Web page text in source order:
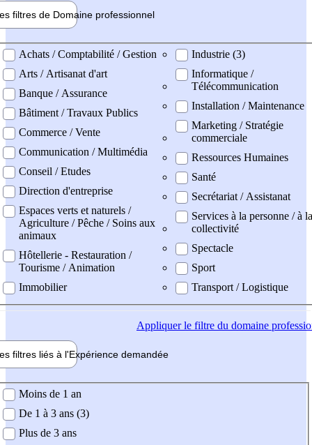
filtres de Domaine professionnel
professionel
Achats / Comptabilité / Gestion
Arts / Artisanat d'art
Banque / Assurance
Bâtiment / Travaux Publics
Commerce / Vente
Communication / Multimédia
Conseil / Etudes
Direction d'entreprise
Espaces verts et naturels /
Agriculture / Pêche / Soins aux
animaux
Hôtellerie - Restauration /
Tourisme / Animation
Immobilier
Industrie (3)
Informatique /
Télécommunication
Installation / Maintenance
Marketing / Stratégie
commerciale
Ressources Humaines
Santé
Secrétariat / Assistanat
Services à la personne / à la
collectivité
Spectacle
Sport
Transport / Logistique
Appliquerle filtre du domaine
filtres liés à l'Expérience demandée
demandée
Moins de 1 an
De 1 à 3 ans (3)
Plus de 3 ans